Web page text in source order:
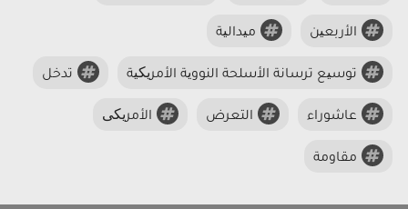
الأربعین میدالیة
توسیع ترسانة الأسلحة النوویة الأمریکیة تدخل
عاشوراء التعرض الأمریکی
مقاومة